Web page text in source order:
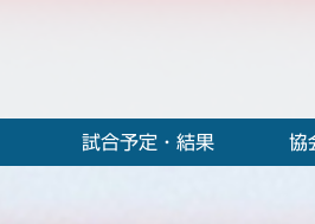
試合予定・結果 協